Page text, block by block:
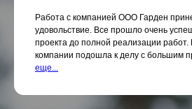
Работа с компанией ООО Гарден
удовольствие. Все прошло очень
проекта до полной реализации работ.
компании подошла к делу с большим
еще...